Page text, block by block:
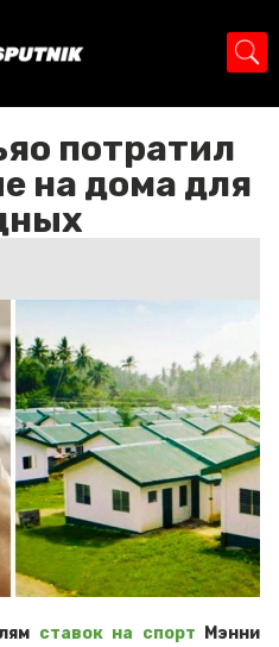
потратил
на дома для
ставок на спорт Мэнни